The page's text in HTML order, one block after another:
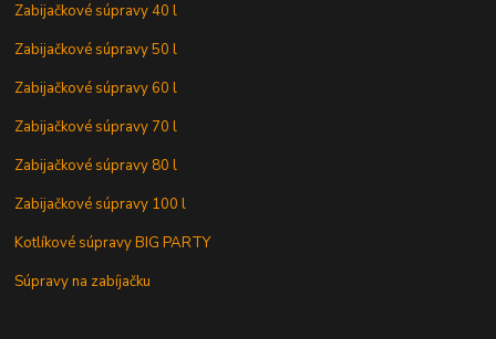
Zabijačkové súpravy 40 l
Zabijačkové súpravy 50 l
Zabijačkové súpravy 60 l
Zabijačkové súpravy 70 l
Zabijačkové súpravy 80 l
Zabijačkové súpravy 100 l
Kotlíkové súpravy BIG PARTY
Súpravy na zabíjačku